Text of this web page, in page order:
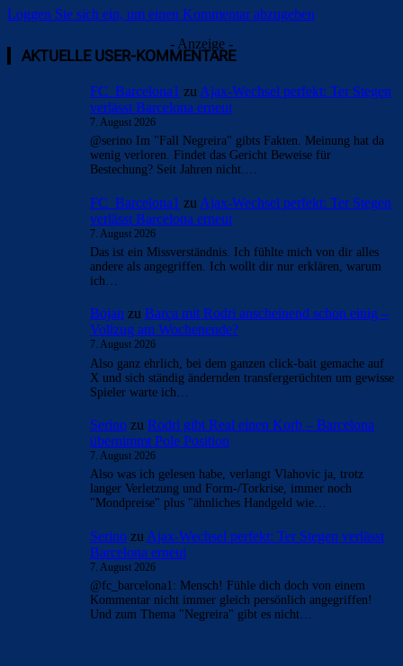
Loggen Sie sich ein, um einen Kommentar abzugeben
- Anzeige -
AKTUELLE USER-KOMMENTARE
FC_Barcelona1zuAjax-Wechsel perfekt: Ter Stegen
verlässt Barcelona erneut
7. August 2026
wenig verloren. Findet das Gericht Beweise für
Bestechung? Seit Jahren nicht.…
FC_Barcelona1 zuAjax-Wechsel perfekt: Ter Stegen
verlässt Barcelona erneut
7. August 2026